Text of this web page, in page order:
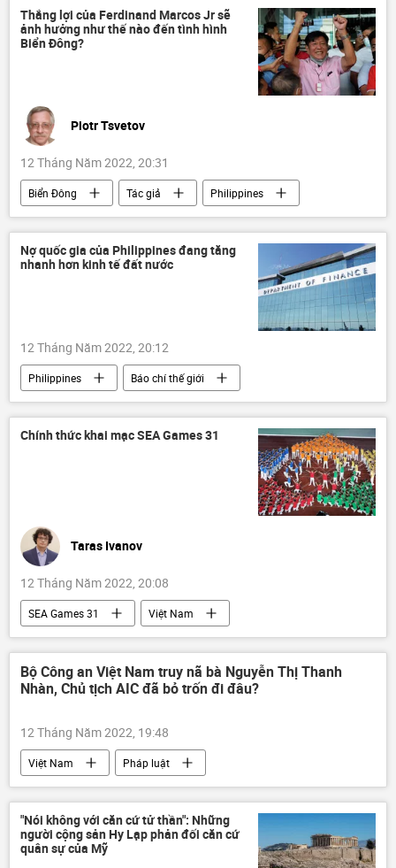
Thắng lợi của Ferdinand Marcos Jr sẽ
ảnh hưởng như thế nào đến tình hình
Biển Đông?
Piotr Tsvetov
12 Tháng Năm 2022, 20:31
Biển Đông Tác giả
Philippines
Quan điểm-Ý kiến
cuộc bầu cử tổng thống
Chính trị
Nợ quốc gia của Philippines đang tăng
nhanh hơn kinh tế đất nước
12 Tháng Năm 2022, 20:12
Philippines
Báo chí thế giới
Kinh tế
GDP nợ công
Chính thức khai mạc SEA Games 31
Taras Ivanov
12 Tháng Năm 2022, 20:08
SEA Games 31
Việt Nam
Thể thao
SEA Games 31
Bộ Văn hóa Thể thao và Du lịch
Đoàn thể thao Việt Nam
Bộ Công an Việt Nam truy nã bà Nguyễn Thị Thanh
Nhàn, Chủ tịch AIC đã bỏ trốn đi đâu?
12 Tháng Năm 2022, 19:48
Việt Nam
Pháp luật
Bộ Công an Việt Nam
AIC
"Nói không với căn cứ tử thần": Những
người cộng sản Hy Lạp phản đối căn cứ
quân sự của Mỹ